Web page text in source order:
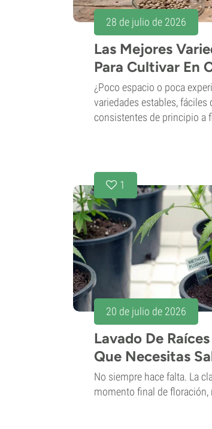
28 de julio de 2026
Las Mejores
Para Cultivar En
¿Poco espacio o poca
variedades estables, fáciles
consistentes de principio a
1
20 de julio de 2026
Lavado De
Que Necesitas
No siempre hace falta. La
momento final de floración,